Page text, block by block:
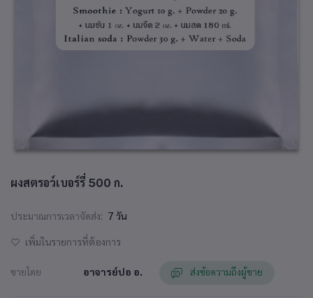
ผงสตรอว์เบอร์รี่ 500 ก.
ประมาณการเวลาจัดส่ง: 7 วัน
เพิ่มในรายการที่ต้องการ
ขายโดย อาจารย์ปอ อ. ส่งข้อความถึงผู้ขาย